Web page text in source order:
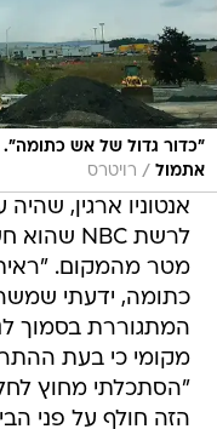
"כדור גדול של אש
אתמול / רויטרס
אנטוניו ארגין,
מטר מהמקום.
כתומה, ידעתי
המתגוררת בסמוך
מקומי כי בעת
"הסתכלתי מחוץ
הזה חולף על פני